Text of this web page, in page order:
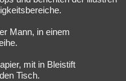
Mann, in einem
mit in Bleistift
Tisch.